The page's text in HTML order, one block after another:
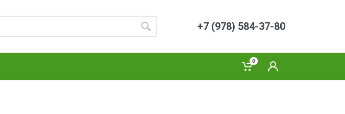
+7 (978) 584-37-80
0